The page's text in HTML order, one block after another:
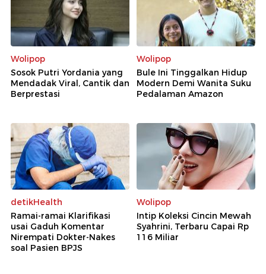
Wolipop
Sosok Putri Yordania yang
Mendadak Viral, Cantik dan
Berprestasi
Wolipop
Bule Ini Tinggalkan Hidup
Modern Demi Wanita Suku
Pedalaman Amazon
detikHealth
Ramai-ramai Klarifikasi
usai Gaduh Komentar
Nirempati Dokter-Nakes
soal Pasien BPJS
Wolipop
Intip Koleksi Cincin Mewah
Syahrini, Terbaru Capai Rp
116 Miliar